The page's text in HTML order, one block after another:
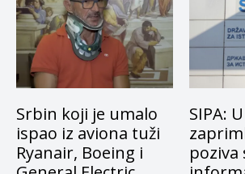
Srbin koji je umalo
ispao iz aviona tuži
Ryanair, Boeing i
SIPA:
poziva